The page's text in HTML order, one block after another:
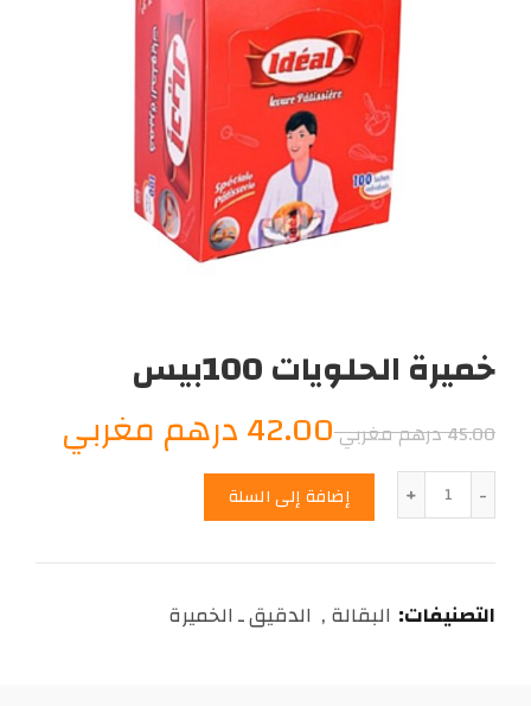
خميرة الحلويات 100بيس
45.00درهم مغربيالسعر
الأصلي
هو:
درهم
42.00درهم مغربي
الكمية إضافة إلى السلة
التصنيفات: البقالة, الدقيق ـ الخميرة